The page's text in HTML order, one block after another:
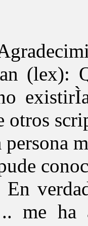
(lex):
otros
persona
me ha